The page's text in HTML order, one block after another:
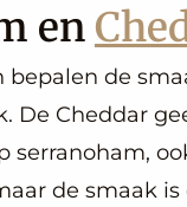
en
bepalen de
De Cheddar
serranoham,
de smaak